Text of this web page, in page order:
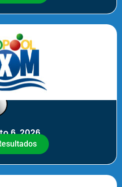
- Medio Día
6, 2026